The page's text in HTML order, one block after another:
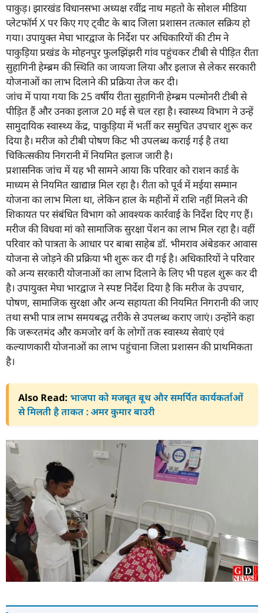
पाकुड़। झारखंड विधानसभा अध्यक्ष रवींद्र नाथ महतो के सोशल मीडिया
प्लेटफॉर्म X पर किए गए ट्वीट के बाद जिला प्रशासन तत्काल सक्रिय हो
गया। उपायुक्त मेघा भारद्वाज के निर्देश पर अधिकारियों की टीम ने
पाकुड़िया प्रखंड के मोहनपुर फुलझिंझरी गांव पहुंचकर टीबी से पीड़ित रीता
सुहागिनी हेम्ब्रम की स्थिति का जायजा लिया और इलाज से लेकर सरकारी
योजनाओं का लाभ दिलाने की प्रक्रिया तेज कर दी।
जांच में पाया गया कि 25 वर्षीय रीता सुहागिनी हेम्ब्रम पल्मोनरी टीबी से
पीड़ित हैं और उनका इलाज 20 मई से चल रहा है। स्वास्थ्य विभाग ने उन्हें
सामुदायिक स्वास्थ्य केंद्र, पाकुड़िया में भर्ती कर समुचित उपचार शुरू कर
दिया है। मरीज को टीबी पोषण किट भी उपलब्ध कराई गई है तथा
चिकित्सकीय निगरानी में नियमित इलाज जारी है।
प्रशासनिक जांच में यह भी सामने आया कि परिवार को राशन कार्ड के
माध्यम से नियमित खाद्यान्न मिल रहा है। रीता को पूर्व में मईया सम्मान
योजना का लाभ मिला था, लेकिन हाल के महीनों में राशि नहीं मिलने की
शिकायत पर संबंधित विभाग को आवश्यक कार्रवाई के निर्देश दिए गए हैं।
मरीज की विधवा मां को सामाजिक सुरक्षा पेंशन का लाभ मिल रहा है। वहीं
परिवार को पात्रता के आधार पर बाबा साहेब डॉ. भीमराव अंबेडकर आवास
योजना से जोड़ने की प्रक्रिया भी शुरू कर दी गई है। अधिकारियों ने परिवार
को अन्य सरकारी योजनाओं का लाभ दिलाने के लिए भी पहल शुरू कर दी
है। उपायुक्त मेघा भारद्वाज ने स्पष्ट निर्देश दिया है कि मरीज के उपचार,
पोषण, सामाजिक सुरक्षा और अन्य सहायता की नियमित निगरानी की जाए
तथा सभी पात्र लाभ समयबद्ध तरीके से उपलब्ध कराए जाएं। उन्होंने कहा
कि जरूरतमंद और कमजोर वर्ग के लोगों तक स्वास्थ्य सेवाएं एवं
कल्याणकारी योजनाओं का लाभ पहुंचाना जिला प्रशासन की प्राथमिकता
है।
Also Read: भाजपा को मजबूत बूथ और समर्पित कार्यकर्ताओं
से मिलती है ताकत : अमर कुमार बाउरी